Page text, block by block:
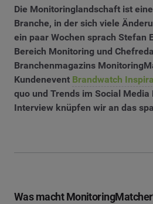
Die Monitoringlandschaft ist
Branche, in der sich viele
ein paar Wochen sprach Stefan
Bereich Monitoring und
Branchenmagazins
Kundenevent Brandwatch
quo und Trends im Social
Interview knüpfen wir an das
Was macht